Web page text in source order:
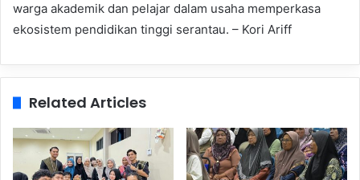
warga akademik dan pelajar dalam usaha memperkasa
ekosistem pendidikan tinggi serantau. – Kori Ariff
Related Articles